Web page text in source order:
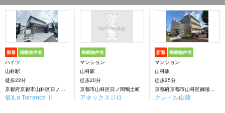
新着 掲載物件有
ハイツ
山科駅
徒歩22分
仮)La Torrance Ⅱ
掲載物件有
マンション
山科駅
徒歩20分
京都市山科区日ノ岡鴨土町
アネックスジロ
新着 掲載物件有
マンション
山科駅
徒歩25分
クレ－ル山陵